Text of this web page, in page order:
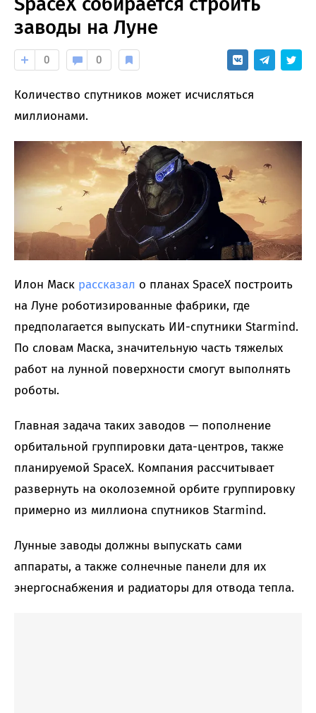
заводы на Луне
0 0
Количество спутников может исчисляться
миллионами.
Илон Маск рассказал о планах SpaceX построить
на Луне роботизированные фабрики, где
предполагается выпускать ИИ-спутники Starmind.
По словам Маска, значительную часть тяжелых
работ на лунной поверхности смогут выполнять
роботы.
Главная задача таких заводов — пополнение
орбитальной группировки дата-центров, также
планируемой SpaceX. Компания рассчитывает
развернуть на околоземной орбите группировку
примерно из миллиона спутников Starmind.
Лунные заводы должны выпускать сами
аппараты, а также солнечные панели для их
энергоснабжения и радиаторы для отвода тепла.